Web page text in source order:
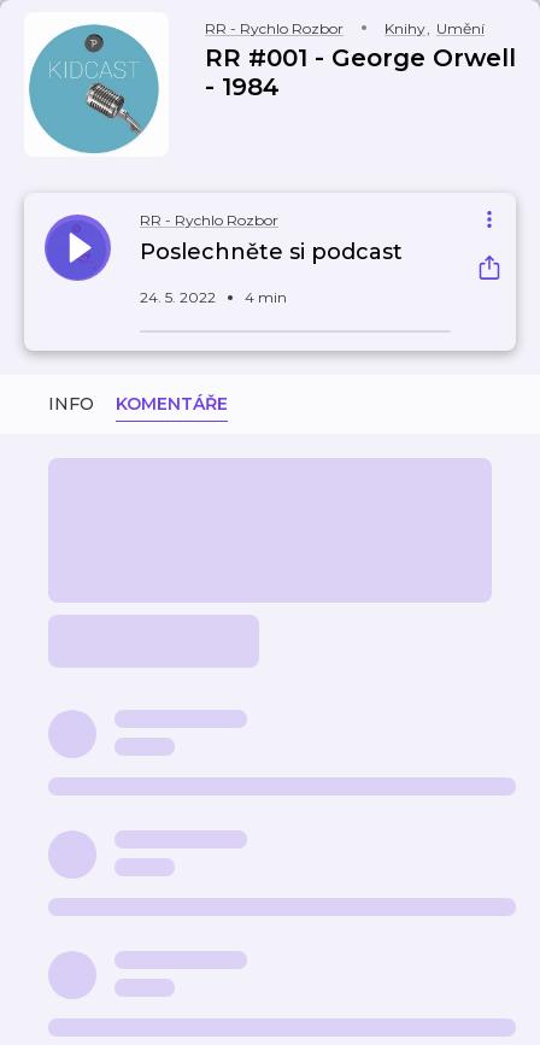
RR - Rychlo Rozbor Knihy, Umění
RR #001 - George Orwell
- 1984
RR - Rychlo Rozbor
Poslechněte si podcast
24. 5. 2022 4 min
INFO KOMENTÁŘE